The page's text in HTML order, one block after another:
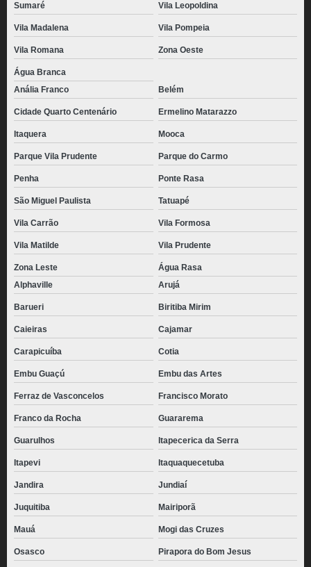
Sumaré Vila Leopoldina
Vila Madalena Vila Pompeia
Vila Romana Zona Oeste
Água Branca
Anália Franco
Belém
Cidade Quarto Centenário Ermelino Matarazzo
Itaquera Mooca
Parque Vila Prudente Parque do Carmo
Penha Ponte Rasa
São Miguel Paulista Tatuapé
Vila Carrão Vila Formosa
Vila Matilde Vila Prudente
Zona Leste
Água Rasa
Alphaville
Arujá
Barueri Biritiba Mirim
Caieiras Cajamar
Carapicuíba Cotia
Embu Guaçú Embu das Artes
Ferraz de Vasconcelos Francisco Morato
Franco da Rocha Guararema
Guarulhos Itapecerica da Serra
Itapevi Itaquaquecetuba
Jandira Jundiaí
Juquitiba Mairiporã
Mauá Mogi das Cruzes
Osasco Pirapora do Bom Jesus